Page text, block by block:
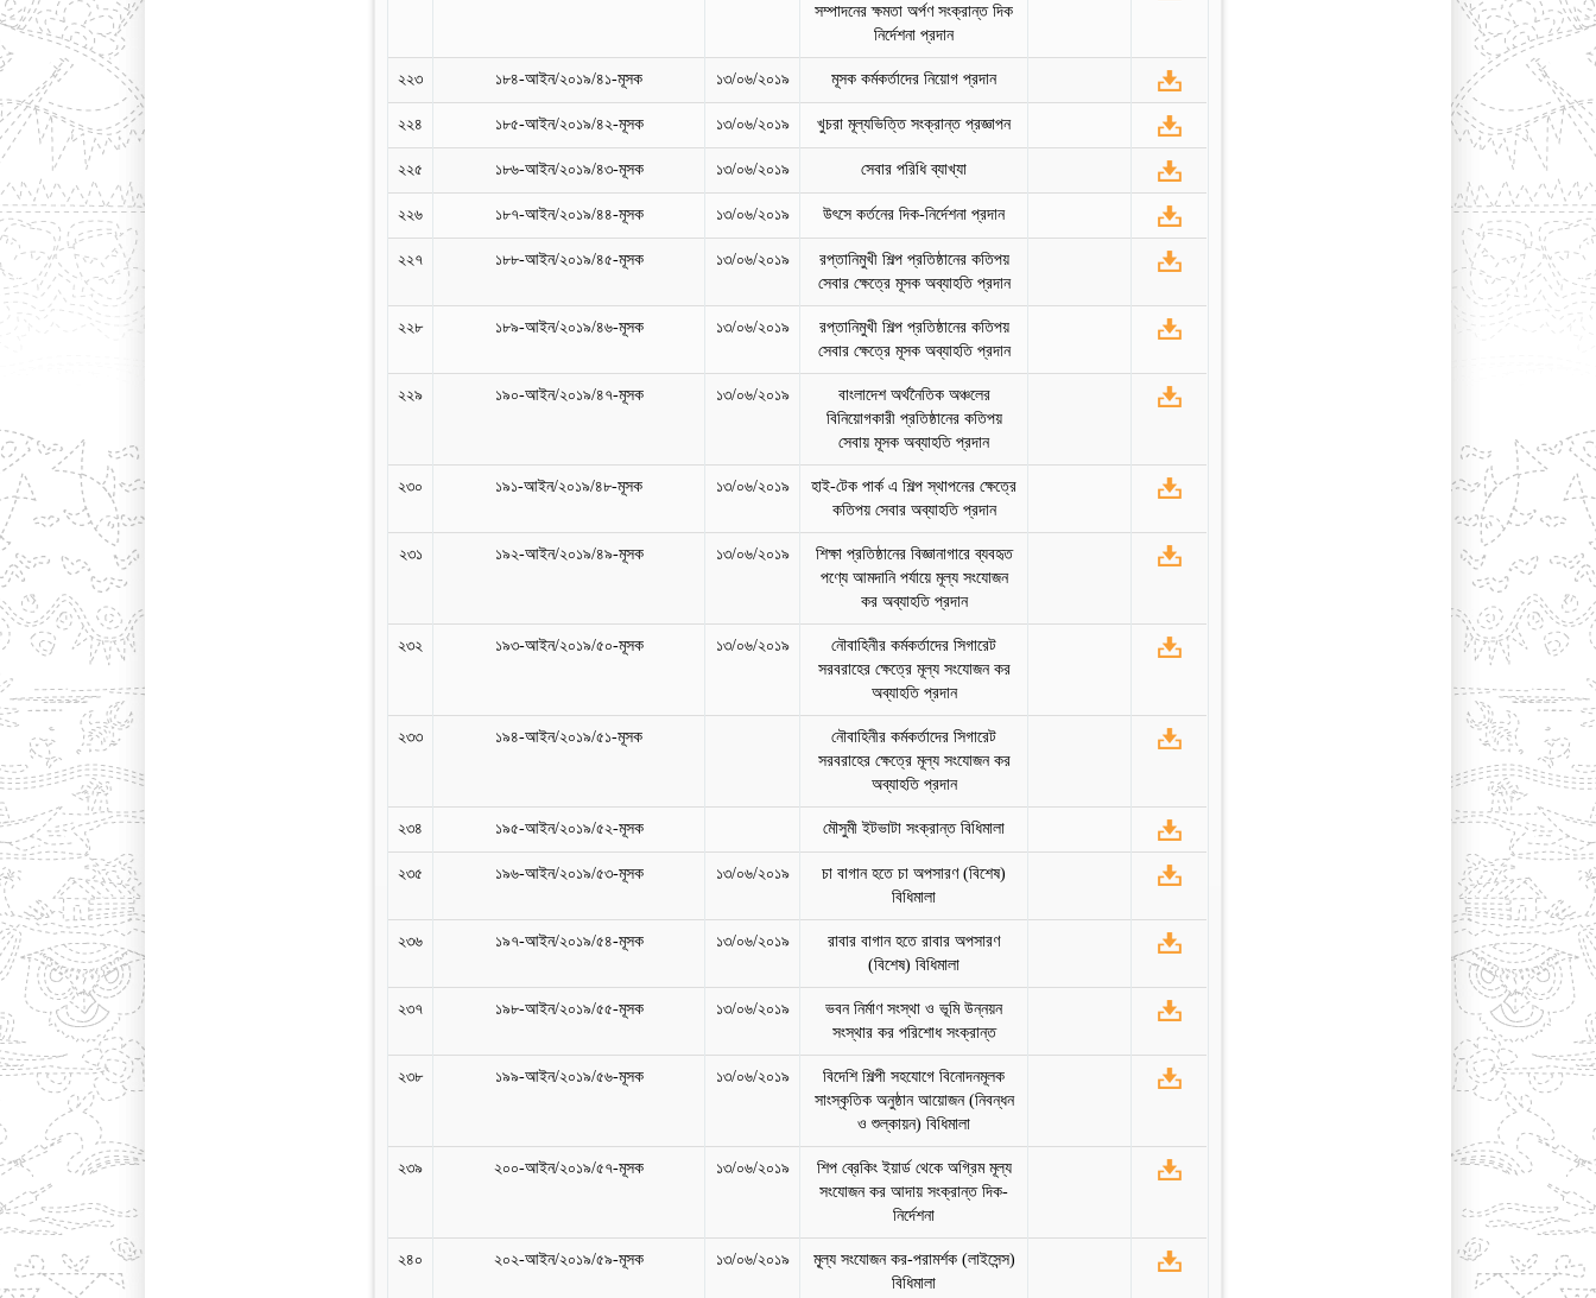
সম্পাদনের ক্ষমতা অর্পণ সংক্রান্ত দিক
নির্দেশনা প্রদান
২২৩ ১৮৪-আইন/২০১৯/৪১-মূসক ১৩/০৬/২০১৯ মূসক কর্মকর্তাদের নিয়োগ প্রদান
২২৪ ১৮৫-আইন/২০১৯/৪২-মূসক ১৩/০৬/২০১৯ খুচরা মূল্যভিত্তি সংক্রান্ত প্রজ্ঞাপন
২২৫ ১৮৬-আইন/২০১৯/৪৩-মূসক ১৩/০৬/২০১৯ সেবার পরিধি ব্যাখ্যা
২২৬ ১৮৭-আইন/২০১৯/৪৪-মূসক ১৩/০৬/২০১৯ উৎসে কর্তনের দিক-নির্দেশনা প্রদান
২২৭ ১৮৮-আইন/২০১৯/৪৫-মূসক ১৩/০৬/২০১৯
রপ্তানিমুখী শিল্প প্রতিষ্ঠানের কতিপয়
সেবার ক্ষেত্রে মূসক অব্যাহতি প্রদান
২২৮ ১৮৯-আইন/২০১৯/৪৬-মূসক ১৩/০৬/২০১৯
রপ্তানিমুখী শিল্প প্রতিষ্ঠানের কতিপয়
সেবার ক্ষেত্রে মূসক অব্যাহতি প্রদান
২২৯ ১৯০-আইন/২০১৯/৪৭-মূসক ১৩/০৬/২০১৯
বাংলাদেশ অর্থনৈতিক অঞ্চলের
বিনিয়োগকারী প্রতিষ্ঠানের কতিপয়
সেবায় মূসক অব্যাহতি প্রদান
২৩০ ১৯১-আইন/২০১৯/৪৮-মূসক ১৩/০৬/২০১৯
হাই-টেক পার্ক এ শিল্প স্থাপনের ক্ষেত্রে
কতিপয় সেবার অব্যাহতি প্রদান
২৩১ ১৯২-আইন/২০১৯/৪৯-মূসক ১৩/০৬/২০১৯
শিক্ষা প্রতিষ্ঠানের বিজ্ঞানাগারে ব্যবহৃত
পণ্যে আমদানি পর্যায়ে মূল্য সংযোজন
কর অব্যাহতি প্রদান
২৩২ ১৯৩-আইন/২০১৯/৫০-মূসক ১৩/০৬/২০১৯
নৌবাহিনীর কর্মকর্তাদের সিগারেট
সরবরাহের ক্ষেত্রে মূল্য সংযোজন কর
অব্যাহতি প্রদান
২৩৩ ১৯৪-আইন/২০১৯/৫১-মূসক
নৌবাহিনীর কর্মকর্তাদের সিগারেট
সরবরাহের ক্ষেত্রে মূল্য সংযোজন কর
অব্যাহতি প্রদান
২৩৪ ১৯৫-আইন/২০১৯/৫২-মূসক মৌসুমী ইটভাটা সংক্রান্ত বিধিমালা
২৩৫ ১৯৬-আইন/২০১৯/৫৩-মূসক ১৩/০৬/২০১৯
চা বাগান হতে চা অপসারণ (বিশেষ)
বিধিমালা
২৩৬ ১৯৭-আইন/২০১৯/৫৪-মূসক ১৩/০৬/২০১৯
রাবার বাগান হতে রাবার অপসারণ
(বিশেষ) বিধিমালা
২৩৭ ১৯৮-আইন/২০১৯/৫৫-মূসক ১৩/০৬/২০১৯
ভবন নির্মাণ সংস্থা ও ভূমি উন্নয়ন
সংস্থার কর পরিশোধ সংক্রান্ত
২৩৮ ১৯৯-আইন/২০১৯/৫৬-মূসক ১৩/০৬/২০১৯
বিদেশি শিল্পী সহযোগে বিনোদনমূলক
সাংস্কৃতিক অনুষ্ঠান আয়োজন (নিবন্ধন
ও শুল্কায়ন) বিধিমালা
২৩৯ ২০০-আইন/২০১৯/৫৭-মূসক ১৩/০৬/২০১৯
শিপ ব্রেকিং ইয়ার্ড থেকে অগ্রিম মূল্য
সংযোজন কর আদায় সংক্রান্ত দিক-
নির্দেশনা
২৪০ ২০২-আইন/২০১৯/৫৯-মূসক ১৩/০৬/২০১৯
মূ্ল্য সংযোজন কর-পরামর্শক (লাইসেন্স)
বিধিমালা